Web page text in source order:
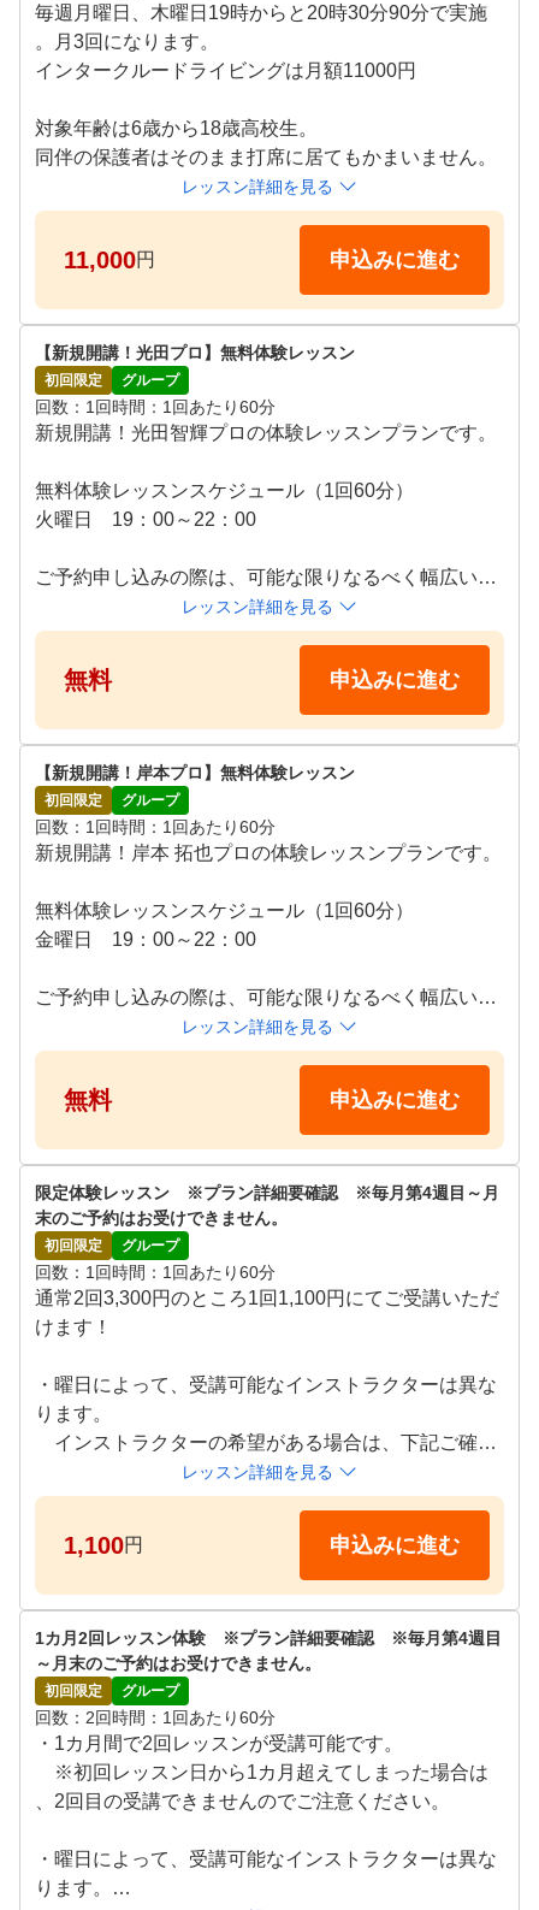
毎週月曜日、木曜日19時からと20時30分90分で実施
。月3回になります。
インタークルードライビングは月額11000円
対象年齢は6歳から18歳高校生。
レッスン詳細を見る
11,000円 申込みに進む
【新規開講！光田プロ】無料体験レッスン
初回限定 グループ
回数 1回時間 1回あたり60分
新規開講！光田智輝プロの体験レッスンプランです。
無料体験レッスンスケジュール（1回60分）
火曜日　19：00～22：00
ご予約申し込みの際は、可能な限りなるべく幅広い時
間帯・複数日候補頂けますとご予約成立し易くなりま
レッスン詳細を見る
無料 申込みに進む
【新規開講！岸本プロ】無料体験レッスン
初回限定 グループ
回数 1回時間 1回あたり60分
新規開講！岸本 拓也プロの体験レッスンプランです。
無料体験レッスンスケジュール（1回60分）
金曜日　19：00～22：00
ご予約申し込みの際は、可能な限りなるべく幅広い時
間帯・複数日候補頂けますとご予約成立し易くなりま
レッスン詳細を見る
無料 申込みに進む
限定体験レッスン　※プラン詳細要確認　※毎月第4週目～月
末のご予約はお受けできません。
初回限定 グループ
回数 1回時間 1回あたり60分
通常2回3,300円のところ1回1,100円にてご受講いただ
けます！
・曜日によって、受講可能なインストラクターは異な
ります。
インストラクターの希望がある場合は、下記ご確認
頂きリクエストを御願い致します。
＜纐纈プロ＞月：19:00～20:00、20:30～21:30
木：19:00～20:00、20:30～21:30
金：10:30～11:30
＜石原プロ＞水：19:00～20:00、20:30～21:30
＜伊藤プロ＞木：13:30～15:00、15:00～16:30
＜岸本プロ＞金：19:00～20:30、20:30～22:00
＜工藤プロ＞土：13:30～15:00、15:00～16:30、20:
30～22:00
レッスン詳細を見る
1,100円 申込みに進む
1カ月2回レッスン体験　※プラン詳細要確認　※毎月第4週目
～月末のご予約はお受けできません。
初回限定 グループ
回数 2回時間 1回あたり60分
・1カ月間で2回レッスンが受講可能です。
※初回レッスン日から1カ月超えてしまった場合は
、2回目の受講できませんのでご注意ください。
・曜日によって、受講可能なインストラクターは異な
ります。